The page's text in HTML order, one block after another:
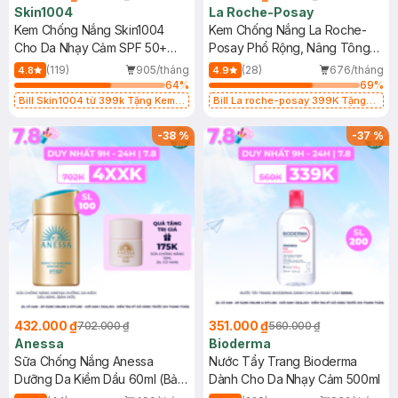
Skin1004
Kem Chống Nắng Skin1004
Cho Da Nhạy Cảm SPF 50+
50ml
4.8 (119)
905/tháng
64%
Bill Skin1004 từ 399k Tặng Kem
SPF 50+ 20ml (SL Có Hạn)
La Roche-Posay
Kem Chống Nắng La Roche-
Posay Phổ Rộng, Nâng Tông
Kiềm Dầu 50ml
4.9 (28)
676/tháng
69%
Bill La roche-posay 399K Tặng
(SL có hạn)
-38%
432.000 ₫702.000 ₫
Anessa
Sữa Chống Nắng Anessa
Dưỡng Da Kiềm Dầu 60ml (Bản
-37%
351.000 ₫560.000 ₫
Bioderma
Nước Tẩy Trang Bioderma
Dành Cho Da Nhạy Cảm 500ml